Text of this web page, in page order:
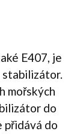
E407, je
stabilizátor.
mořských
do
přidává do